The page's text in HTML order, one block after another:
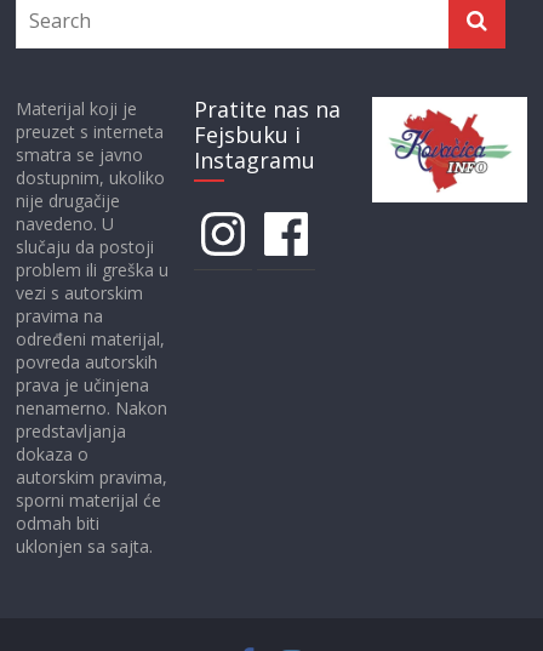
Materijal koji je
preuzet s interneta
smatra se javno
dostupnim, ukoliko
nije drugačije
navedeno. U
slučaju da postoji
problem ili greška u
vezi s autorskim
pravima na
određeni materijal,
povreda autorskih
prava je učinjena
nenamerno. Nakon
predstavljanja
dokaza o
autorskim pravima,
sporni materijal će
odmah biti
uklonjen sa sajta.
Pratite nas na
Fejsbuku i
Instagramu
InstagramFacebook